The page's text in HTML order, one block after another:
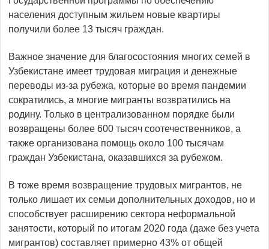
населения доступным жильем новые квартиры
получили более 13 тысяч граждан.
Важное значение для благосостояния многих семей в
Узбекистане имеет трудовая миграция и денежные
переводы из-за рубежа, которые во время пандемии
сократились, а многие мигранты возвратились на
родину. Только в централизованном порядке были
возвращены более 600 тысяч соотечественников, а
также организована помощь около 100 тысячам
граждан Узбекистана, оказавшихся за рубежом.
В тоже время возвращение трудовых мигрантов, не
только лишает их семьи дополнительных доходов, но и
способствует расширению сектора неформальной
занятости, который по итогам 2020 года (даже без учета
мигрантов) составляет примерно 43% от общей